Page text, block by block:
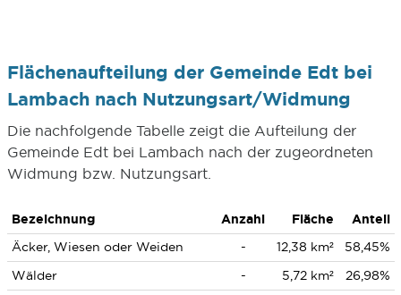
Flächenaufteilung der Gemeinde Edt bei
Lambach nach Nutzungsart/Widmung
Die nachfolgende Tabelle zeigt die Aufteilung der
Gemeinde Edt bei Lambach nach der zugeordneten
Widmung bzw. Nutzungsart.
Bezeichnung Anzahl Fläche
Anteil
Äcker, Wiesen oder Weiden
- 12,38 km²
58,45%
Wälder
- 5,72 km² 26,98%